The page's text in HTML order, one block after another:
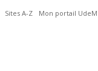
Sites A-Z Mon portail UdeM